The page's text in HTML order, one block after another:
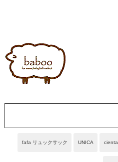
fafa リュックサック UNICA cienta